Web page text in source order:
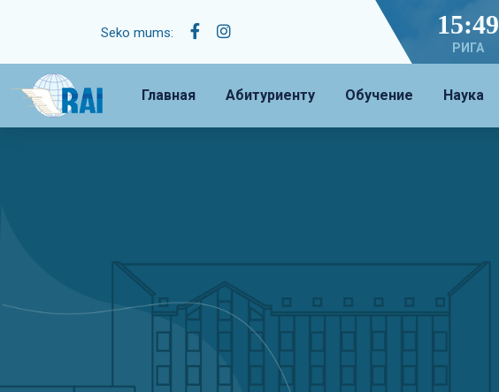
Seko mums: 15:49
РИГА
Главная Абитуриенту Обучение Наука